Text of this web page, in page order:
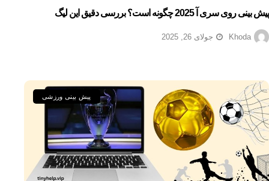
پیش بینی روی سری آ 2025 چگونه است؟ بررسی دقیق این لیگ
Khoda جولای 26, 2025
پیش بینی ورزشی